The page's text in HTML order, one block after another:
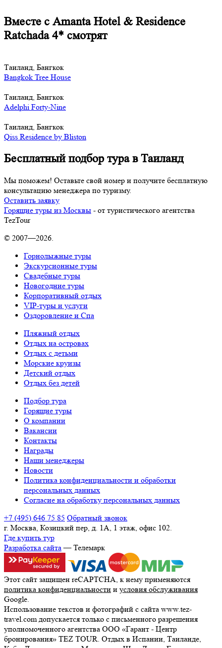
Вместе с Amanta Hotel & Residence
Ratchada 4* смотрят
Таиланд, Бангкок
Bangkok Tree House
Таиланд, Бангкок
Adelphi Forty-Nine
Таиланд, Бангкок
Qiss Residence by Bliston
Бесплатный подбор тура в Таиланд
Мы поможем! Оставьте свой номер и получите бесплатную
консультацию менеджера по туризму.
Оставить заявку
Горящие туры из Москвы - от туристического агентства
TezTour
© 2007—2026.
Горнолыжные туры
Экскурсионные туры
Свадебные туры
Новогодние туры
Корпоративный отдых
VIP-туры и услуги
Оздоровление и Спа
Пляжный отдых
Отдых на островах
Отдых с детьми
Морские круизы
Детский отдых
Отдых без детей
Подбор тура
Горящие туры
О компании
Вакансии
Контакты
Награды
Наши менеджеры
Новости
Политика конфиденциальности и обработки
персональных данных
Согласие на обработку персональных данных
+7 (495) 646 75 85 Обратный звонок
г. Москва, Козицкий пер, д. 1А, 1 этаж, офис 102.
Где купить тур
Разработка сайта— Телемарк
Этот сайт защищен reCAPTCHA, к нему применяются
политика конфиденциальности и условия обслуживания
Google.
Использование текстов и фотографий с сайта www.tez-
travel.com допускается только с письменного разрешения
уполномоченного агентства ООО «Гарант - Центр
бронирования» TEZ TOUR. Отдых в Испании, Таиланде,